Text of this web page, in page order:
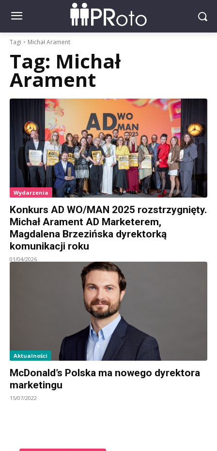
Tagi Michał Arament
Tag: Michał
Arament
Wydarzenia
Konkurs AD WO/MAN 2025 rozstrzygnięty.
Michał Arament AD Marketerem,
Magdalena Brzezińska dyrektorką
komunikacji roku
01/04/2026
Aktualności
McDonald’s Polska ma nowego dyrektora
marketingu
15/07/2022